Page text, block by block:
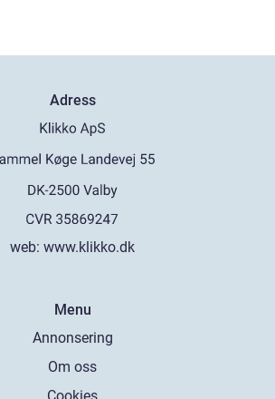
Adress
web: www.klikko.dk
Menu
Annonsering
Om oss